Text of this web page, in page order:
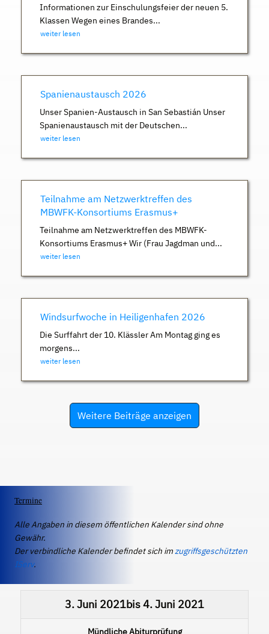
Informationen zur Einschulungsfeier der neuen 5.
Klassen Wegen eines Brandes...
weiter lesen
Spanienaustausch 2026
Unser Spanien-Austausch in San Sebastián Unser
Spanienaustausch mit der Deutschen...
weiter lesen
Teilnahme am Netzwerktreffen des
MBWFK-Konsortiums Erasmus+
Teilnahme am Netzwerktreffen des MBWFK-
Konsortiums Erasmus+ Wir (Frau Jagdman und...
weiter lesen
Windsurfwoche in Heiligenhafen 2026
Die Surffahrt der 10. Klässler Am Montag ging es
morgens...
weiter lesen
Weitere Beiträge anzeigen
Termine
Alle Angaben in diesem öffentlichen Kalender sind ohne
Gewähr.
Der verbindliche Kalender befindet sich imzugriffsgeschützten
IServ.
3. Juni 2021bis4. Juni 2021
Mündliche Abiturprüfung